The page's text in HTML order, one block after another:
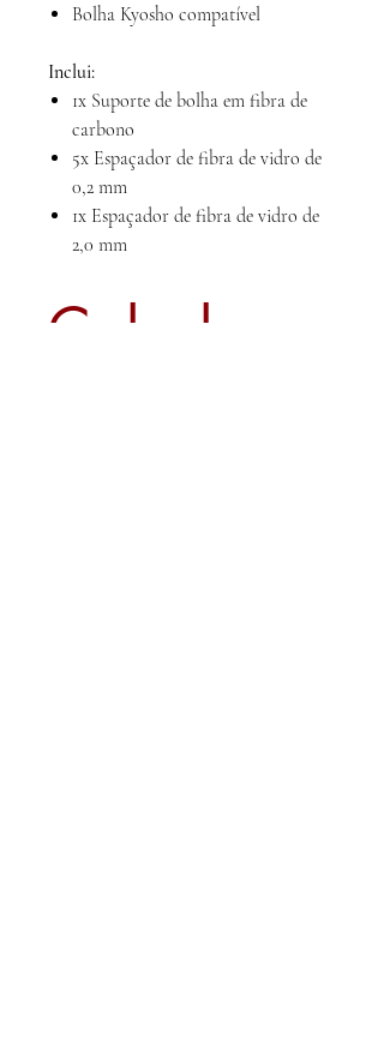
Bolha Kyosho compatível
Inclui:
1x Suporte de bolha em fibra de
carbono
5x Espaçador de fibra de vidro de
0,2 mm
1x Espaçador de fibra de vidro de
2,0 mm
Calcule